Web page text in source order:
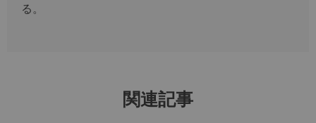
る。
関連記事